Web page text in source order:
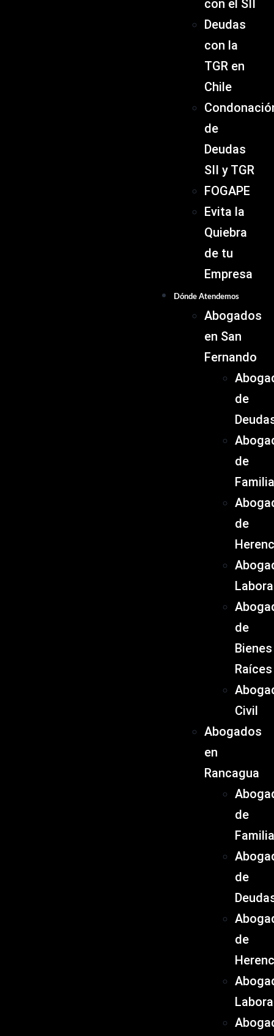
con el SII
Deudas
con la
TGR en
Chile
de
Deudas
SII y TGR
FOGAPE
Evita la
Quiebra
de tu
Empresa
Dónde Atendemos
Abogados
en San
Fernando
de
de
Familia
de
de
Bienes
Raíces
Civil
Abogados
en
Rancagua
de
Familia
de
de